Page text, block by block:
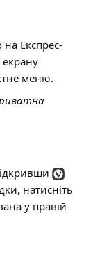
на Експрес-
екрану
меню.
, натисніть
у правій